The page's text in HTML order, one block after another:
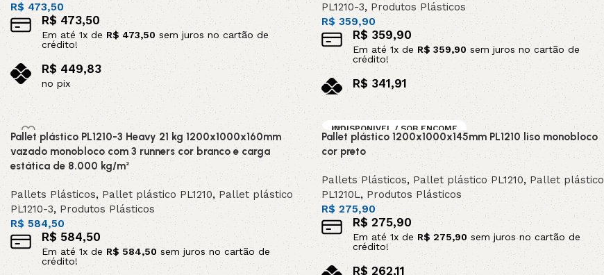
R$ 473,50
R$473,50
Em até1x de R$ 473,50 sem juros no cartão de
crédito!
R$ 449,83
no pix
Adicionar ao carrinho
PL1210-3, Produtos Plásticos
R$359,90
R$359,90
Em até1x de R$ 359,90 sem juros no cartão de
crédito!
R$341,91
no pix
Adicionar ao carrinho
Pallet plástico PL1210-3 Heavy 21 kg 1200x1000x160mm
vazado monobloco com 3 runners cor branco e carga
estática de 8.000 kg/m²
Pallets Plásticos,Pallet plástico PL1210, Pallet plástico
PL1210-3, Produtos Plásticos
R$ 584,50
R$584,50
Em até1x de R$ 584,50 sem juros no cartão de
crédito!
INDISPONIVEL / SOB ENCOME
NDA
DESTAQUE
Pallet plástico 1200x1000x145mm PL1210 liso monobloco
cor preto
Pallets Plásticos, Pallet plástico PL1210,Pallet plástico
PL1210L, Produtos Plásticos
R$ 275,90
R$ 275,90
Em até 1x deR$ 275,90sem juros no cartão de
crédito!
R$ 262,11